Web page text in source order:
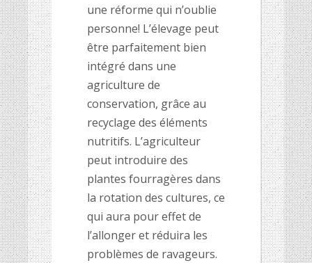
une réforme qui n’oublie
personne! L’élevage peut
être parfaitement bien
intégré dans une
agriculture de
conservation, grâce au
recyclage des éléments
nutritifs. L’agriculteur
peut introduire des
plantes fourragères dans
la rotation des cultures, ce
qui aura pour effet de
l’allonger et réduira les
problèmes de ravageurs.